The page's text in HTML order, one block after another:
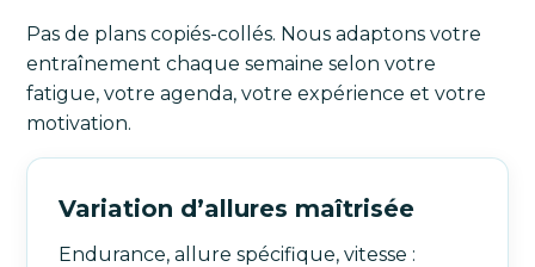
Pas de plans copiés-collés. Nous adaptons votre
entraînement chaque semaine selon votre
fatigue, votre agenda, votre expérience et votre
motivation.
Variation d’allures maîtrisée
Endurance, allure spécifique, vitesse :